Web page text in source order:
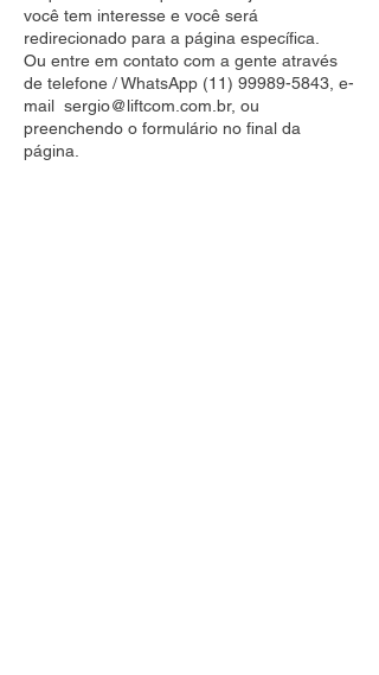
você tem interesse e você será
redirecionado para a página específica.
Ou entre em contato com a gente através
de telefone / WhatsApp (11) 99989-5843 , e-
mail sergio@liftcom.com.br, ou
preenchendo o formulário no final da
página.